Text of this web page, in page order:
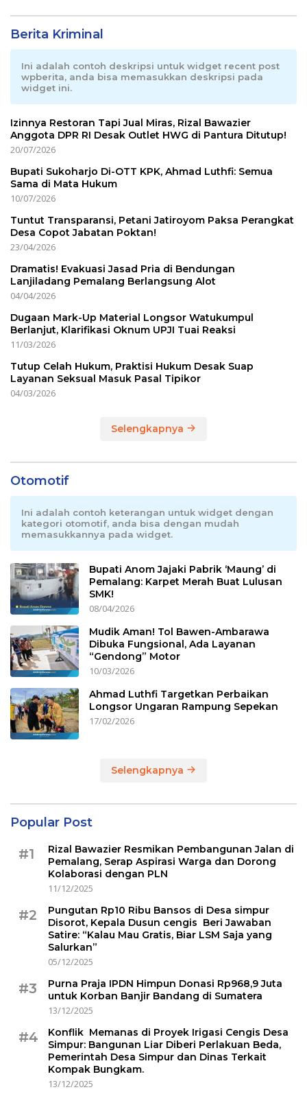
Berita Kriminal
Ini adalah contoh deskripsi untuk widget recent post
wpberita, anda bisa memasukkan deskripsi pada
widget ini.
Izinnya Restoran Tapi Jual Miras, Rizal Bawazier
Anggota DPR RI Desak Outlet HWG di Pantura Ditutup!
20/07/2026
Bupati Sukoharjo Di-OTT KPK, Ahmad Luthfi: Semua
Sama di Mata Hukum
10/07/2026
Tuntut Transparansi, Petani Jatiroyom Paksa Perangkat
Desa Copot Jabatan Poktan!
23/04/2026
Dramatis! Evakuasi Jasad Pria di Bendungan
Lanjiladang Pemalang Berlangsung Alot
04/04/2026
Dugaan Mark-Up Material Longsor Watukumpul
Berlanjut, Klarifikasi Oknum UPJI Tuai Reaksi
11/03/2026
Tutup Celah Hukum, Praktisi Hukum Desak Suap
Layanan Seksual Masuk Pasal Tipikor
04/03/2026
Selengkapnya
Otomotif
Ini adalah contoh keterangan untuk widget dengan
kategori otomotif, anda bisa dengan mudah
memasukkannya pada widget.
Bupati Anom Jajaki Pabrik ‘Maung’ di
Pemalang: Karpet Merah Buat Lulusan
SMK!
08/04/2026
Mudik Aman! Tol Bawen-Ambarawa
Dibuka Fungsional, Ada Layanan
“Gendong” Motor
10/03/2026
Ahmad Luthfi Targetkan Perbaikan
Longsor Ungaran Rampung Sepekan
17/02/2026
Selengkapnya
Popular Post
#1
Rizal Bawazier Resmikan Pembangunan Jalan di
Pemalang, Serap Aspirasi Warga dan Dorong
Kolaborasi dengan PLN
11/12/2025
#2
Pungutan Rp10 Ribu Bansos di Desa simpur
Disorot, Kepala Dusun cengis Beri Jawaban
Satire: “Kalau Mau Gratis, Biar LSM Saja yang
Salurkan”
05/12/2025
#3
Purna Praja IPDN Himpun Donasi Rp968,9 Juta
untuk Korban Banjir Bandang di Sumatera
13/12/2025
#4
Konflik Memanas di Proyek Irigasi Cengis Desa
Simpur: Bangunan Liar Diberi Perlakuan Beda,
Pemerintah Desa Simpur dan Dinas Terkait
Kompak Bungkam.
13/12/2025